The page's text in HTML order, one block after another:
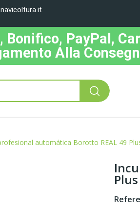
Bonifico, PayPal,
Alla
automática Borotto REAL 49
Plus